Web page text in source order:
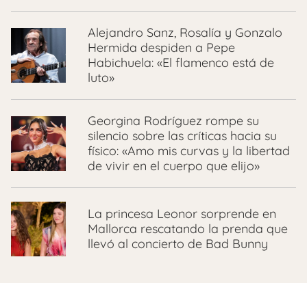
Alejandro Sanz, Rosalía y Gonzalo
Hermida despiden a Pepe
Habichuela: «El flamenco está de
luto»
Georgina Rodríguez rompe su
silencio sobre las críticas hacia su
físico: «Amo mis curvas y la libertad
de vivir en el cuerpo que elijo»
La princesa Leonor sorprende en
Mallorca rescatando la prenda que
llevó al concierto de Bad Bunny